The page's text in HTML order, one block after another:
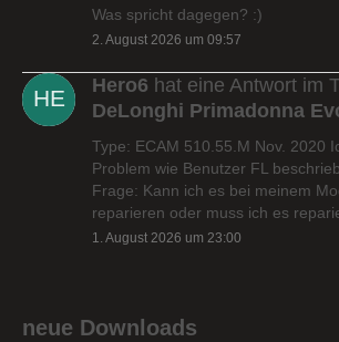
Was spricht dagegen? :)
2. August 2026 um 09:57
Hero6 hat eine Antwort im
DeLonghi Primadonna
Type: ECAM 510.55.M Nov. 2020
Problem wie Benutzer FL
Frage: Kann ich es bei meinem
reparieren oder muss ich es
1. August 2026 um 23:00
neue Downloads